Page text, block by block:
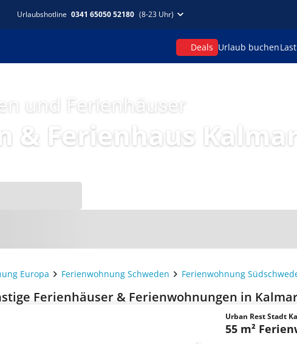
Urlaubshotline 0341 65050 52180 (8-23 Uhr)
Deals Urlaub buchen
und Ferienhäuser
& Ferienhaus Kalmar
Europa Ferienwohnung Schweden Ferienwohnung
Ferienhäuser & Ferienwohnungen in
Urban Rest Stadt
55 m²